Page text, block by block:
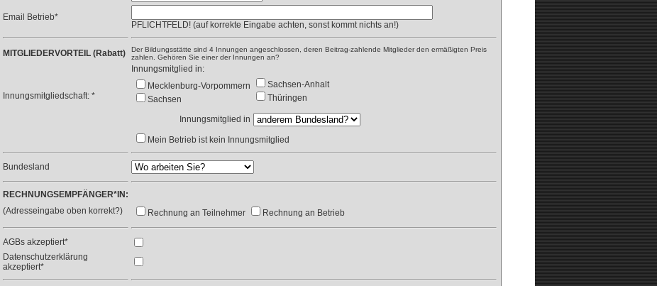
Email Betrieb*
PFLICHTFELD! (auf korrekte Eingabe achten, sonst kommt nichts an!)
MITGLIEDERVORTEIL (Rabatt)
Der Bildungsstätte sind 4 Innungen angeschlossen, deren Beitrag-zahlende Mitglieder den ermäßigten Preis
zahlen. Gehören Sie einer der Innungen an?
Innungsmitgliedschaft: *
Innungsmitglied in:
Mecklenburg-Vorpommern
Sachsen
Innungsmitglied in
Sachsen-Anhalt
Thüringen
Mein Betrieb ist kein Innungsmitglied
Bundesland
RECHNUNGSEMPFÄNGER*IN:
(Adresseingabe oben korrekt?)
Rechnung an Teilnehmer Rechnung an Betrieb
AGBs akzeptiert*
Datenschutzerklärung
akzeptiert*